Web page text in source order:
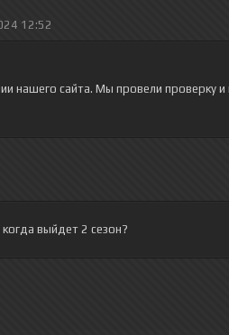
12:52
нашего сайта. Мы провели проверку
когда выйдет 2 сезон?